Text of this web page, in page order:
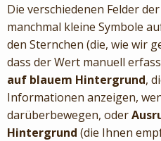
Die verschiedenen Felder
manchmal kleine Symbole
den Sternchen (die, wie wir
dass der Wert manuell
auf blauem Hintergrund,
Informationen anzeigen,
darüberbewegen, oder
Hintergrund (die Ihnen